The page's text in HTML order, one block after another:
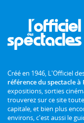
Créé en 1946, L'Officiel
référence du spectacle à
expositions, sorties
trouverez sur ce site
capitale, et bien plus
environs, c'est aussi le